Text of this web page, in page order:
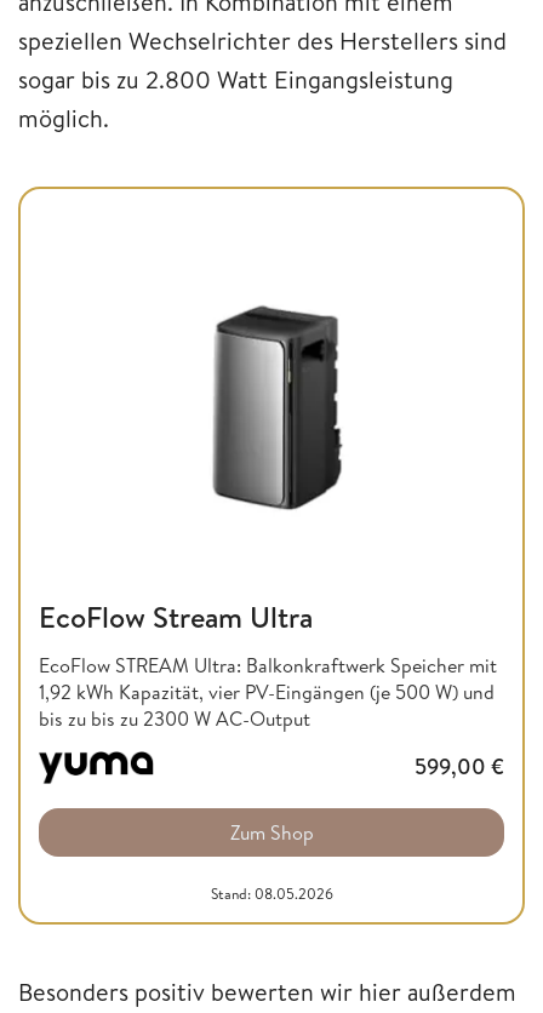
speziellen Wechselrichter des Herstellers sind
sogar bis zu 2.800 Watt Eingangsleistung
möglich.
EcoFlow Stream Ultra
EcoFlow STREAM Ultra: Balkonkraftwerk Speicher mit
1,92 kWh Kapazität, vier PV-Eingängen (je 500 W) und
bis zu bis zu 2300 W AC-Output
599,00 €
Zum Shop
Stand: 08.05.2026
Besonders positiv bewerten wir hier außerdem